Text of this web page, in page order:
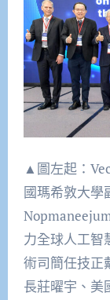
▲圖左起：
國瑪希敦大學
力全球人工智
術司簡任技正
長莊曜宇、美